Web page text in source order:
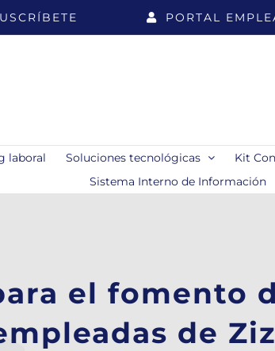
PORTAL
laboral Soluciones tecnológicas Kit
Sistema Interno de Información
el fomento
de